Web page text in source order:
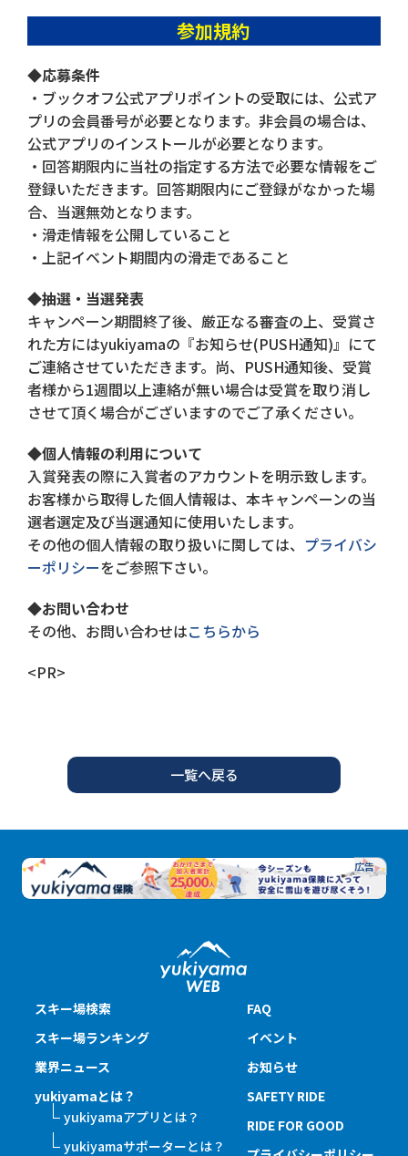
参加規約
◆応募条件
・ブックオフ公式アプリポイントの受取には、公式ア
プリの会員番号が必要となります。非会員の場合は、
公式アプリのインストールが必要となります。
・回答期限内に当社の指定する方法で必要な情報をご
登録いただきます。回答期限内にご登録がなかった場
合、当選無効となります。
・滑走情報を公開していること
・上記イベント期間内の滑走であること
◆抽選・当選発表
キャンペーン期間終了後、厳正なる審査の上、受賞さ
れた方にはyukiyamaの『お知らせ(PUSH通知)』にて
ご連絡させていただきます。尚、PUSH通知後、受賞
者様から1週間以上連絡が無い場合は受賞を取り消し
させて頂く場合がございますのでご了承ください。
◆個人情報の利用について
入賞発表の際に入賞者のアカウントを明示致します。
お客様から取得した個人情報は、本キャンペーンの当
選者選定及び当選通知に使用いたします。
その他の個人情報の取り扱いに関しては、 プライバシ
ーポリシーをご参照下さい。
◆お問い合わせ
その他、お問い合わせはこちらから
<PR>
一覧へ戻る
スキー場検索
スキー場ランキング
業界ニュース
yukiyamaとは？
yukiyamaアプリとは？
yukiyamaサポーターとは？
FAQ
イベント
お知らせ
SAFETY RIDE
RIDE FOR GOOD